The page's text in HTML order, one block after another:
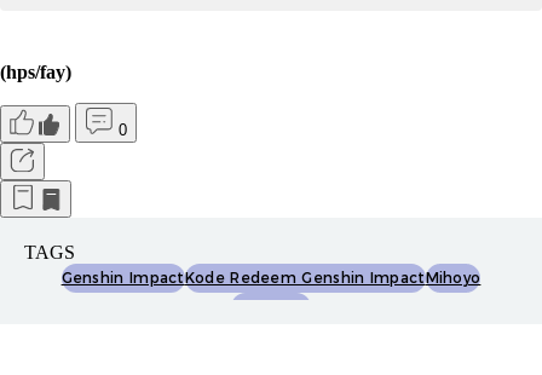
(hps/fay)
0
TAGS
Genshin ImpactKode Redeem Genshin ImpactMihoyo